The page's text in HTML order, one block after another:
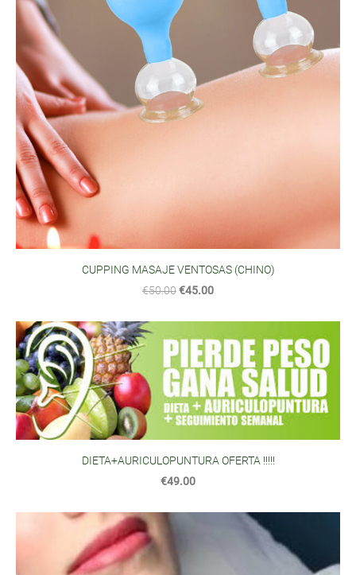
CUPPING MASAJE VENTOSAS (CHINO)
€50.00€45.00
DIETA+AURICULOPUNTURA OFERTA !!!!!
€49.00